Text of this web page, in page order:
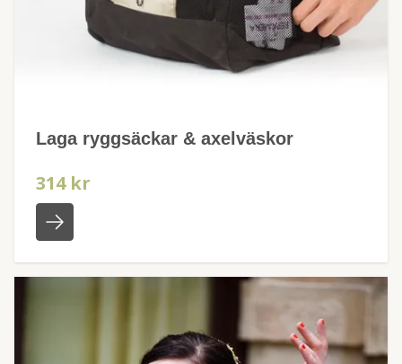
Laga ryggsäckar & axelväskor
314 kr